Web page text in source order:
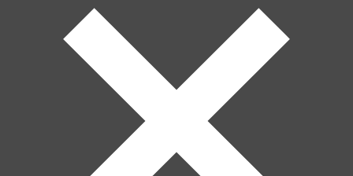
роскошными волосами, а также 10 секретов! У кукол
супердлинные, мягкие волосы с яркими акцентами в
виде цветных прядей.
Вместе с куклой в коробке находятся 11 сюрпризов,
включающих обувь, аксессуары, наклейки, гребень
для расчесывания волос и коллекционную карточку.
После распаковки всех сюрпризов т самой куклы
коробку можно использовать как игровую комнату и
зону для хранения.